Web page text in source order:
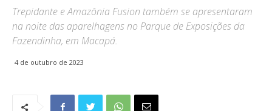
Trepidante e Amazônia Fusion também se apresentaram
na noite das aparelhagens no Parque de Exposições da
Fazendinha, em Macapá.
4 de outubro de 2023